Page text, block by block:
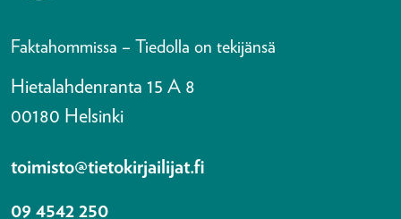
Faktahommissa – Tiedolla on tekijänsä
Hietalahdenranta 15 A 8
00180 Helsinki
toimisto@tietokirjailijat.fi
09 4542 250